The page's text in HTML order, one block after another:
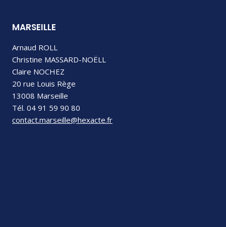
MARSEILLE
Arnaud ROLL
Christine MASSARD-NOËLL
Claire NOCHEZ
20 rue Louis Rège
13008 Marseille
Tél. 04 91 59 90 80
contact.marseille@hexacte.fr